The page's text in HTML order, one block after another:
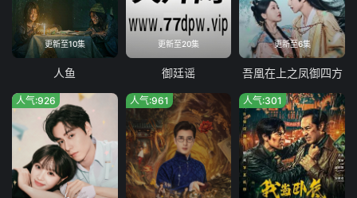
更新至10集
人鱼
更新至20集
御廷谣
更新至6集
吾凰在上之凤御四方
人气:926 人气:961 人气:301